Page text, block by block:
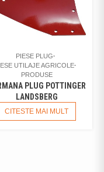
PIESE PLUG
UTILAJE AGRICOLE
PRODUSE
PLUG POTTINGER
LANDSBERG
CITESTE MAI MULT